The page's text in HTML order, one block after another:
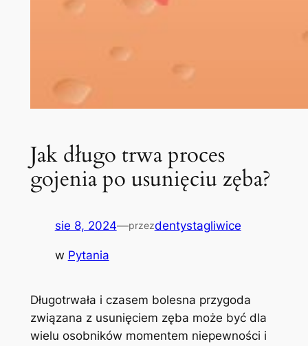
Jak długo trwa proces
gojenia po usunięciu zęba?
sie 8, 2024—przezdentystagliwice
w Pytania
Długotrwała i czasem bolesna przygoda
związana ⁣z usunięciem zęba może być dla
wielu osobników momentem niepewności⁢ i